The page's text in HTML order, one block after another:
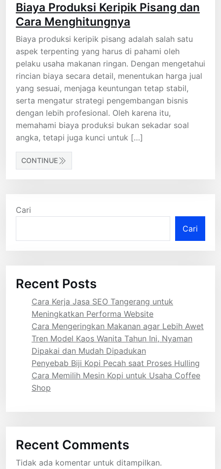
Biaya Produksi Keripik Pisang dan
Cara Menghitungnya
Biaya produksi keripik pisang adalah salah satu
aspek terpenting yang harus di pahami oleh
pelaku usaha makanan ringan. Dengan mengetahui
rincian biaya secara detail, menentukan harga jual
yang sesuai, menjaga keuntungan tetap stabil,
serta mengatur strategi pengembangan bisnis
dengan lebih profesional. Oleh karena itu,
memahami biaya produksi bukan sekadar soal
angka, tetapi juga kunci untuk […]
CONTINUE
Cari
Cari
Recent Posts
Cara Kerja Jasa SEO Tangerang untuk
Meningkatkan Performa Website
Cara Mengeringkan Makanan agar Lebih Awet
Tren Model Kaos Wanita Tahun Ini, Nyaman
Dipakai dan Mudah Dipadukan
Penyebab Biji Kopi Pecah saat Proses Hulling
Cara Memilih Mesin Kopi untuk Usaha Coffee
Shop
Recent Comments
Tidak ada komentar untuk ditampilkan.